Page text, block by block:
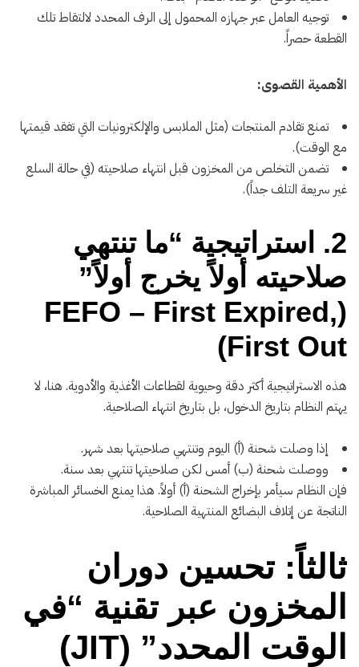
توجيه العامل عبر جهازه المحمول إلى الرف المحدد لالتقاط تلك
القطعة حصراً.
الأهمية القصوى:
تمنع تقادم المنتجات (مثل الملابس والإلكترونيات التي تفقد قيمتها
مع الوقت).
تضمن التخلص من المخزون قبل انتهاء صلاحيته (في حالة السلع
غير سريعة التلف جداً).
2. استراتيجية “ما تنتهي
صلاحيته أولاً يخرج أولاً”
(FEFO – First Expired,
First Out)
هذه الاستراتيجية أكثر دقة وحيوية لقطاعات الأغذية والأدوية. هنا، لا
يهتم النظام بتاريخ الدخول، بل بتاريخ انتهاء الصلاحية.
إذا وصلت شحنة (أ) اليوم وتنتهي صلاحيتها بعد شهر.
ووصلت شحنة (ب) أمس لكن صلاحيتها تنتهي بعد سنة.
فإن النظام سيأمر بإخراج الشحنة (أ) أولاً. هذا يمنع الخسائر المباشرة
الناتجة عن إتلاف البضائع المنتهية الصلاحية.
ثالثاً: تحسين دوران
المخزون عبر تقنية “في
الوقت المحدد” (JIT)